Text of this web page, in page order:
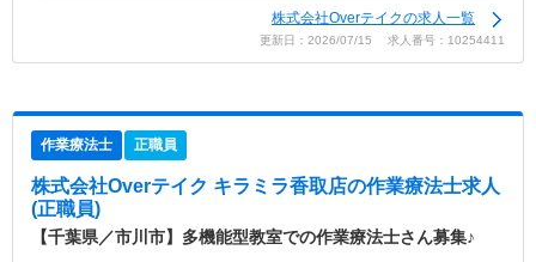
株式会社Overテイクの求人一覧
更新日：2026/07/15 求人番号：10254411
作業療法士 正職員
株式会社Overテイク キラミラ香取店の作業療法士求人
(正職員)
【千葉県／市川市】多機能型教室での作業療法士さん募集♪